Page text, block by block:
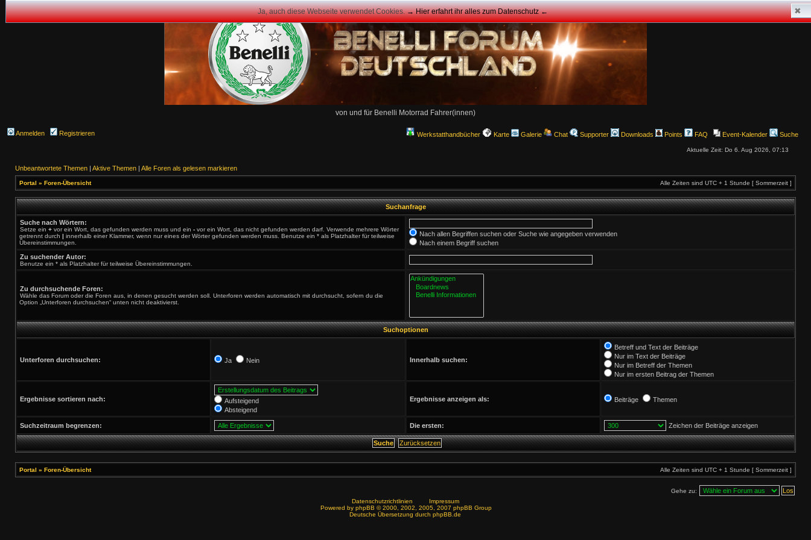
Ja, auch diese Webseite verwendet Cookies.→ Hier erfahrt ihr alles zum Datenschutz ← ✖
von und für Benelli Motorrad Fahrer(innen)
Anmelden Registrieren Werkstatthandbücher Karte Galerie Chat Supporter Downloads Points FAQ Event-Kalender Suche
Aktuelle Zeit: Do 6. Aug 2026, 07:13
Unbeantwortete Themen | Aktive Themen | Alle Foren als gelesen markieren
Portal » Foren-Übersicht Alle Zeiten sind UTC + 1 Stunde [ Sommerzeit ]
Suchanfrage
Suche nach Wörtern:
Setze ein + vor ein Wort, das gefunden werden muss und ein - vor ein Wort, das nicht gefunden werden darf. Verwende mehrere Wörter
getrennt durch | innerhalb einer Klammer, wenn nur eines der Wörter gefunden werden muss. Benutze ein * als Platzhalter für teilweise
Übereinstimmungen.
Nach allen Begriffen suchen oder Suche wie angegeben verwenden
Nach einem Begriff suchen
Zu suchender Autor:
Benutze ein * als Platzhalter für teilweise Übereinstimmungen.
Zu durchsuchende Foren:
Wähle das Forum oder die Foren aus, in denen gesucht werden soll. Unterforen werden automatisch mit durchsucht, sofern du die
Option „Unterforen durchsuchen“ unten nicht deaktivierst.
Suchoptionen
Unterforen durchsuchen: Ja Nein Innerhalb suchen:
Betreff und Text der Beiträge
Nur im Text der Beiträge
Nur im Betreff der Themen
Nur im ersten Beitrag der Themen
Ergebnisse sortieren nach:
Aufsteigend
Absteigend
Ergebnisse anzeigen als: Beiträge Themen
Suchzeitraum begrenzen: Die ersten: Zeichen der Beiträge anzeigen
Portal » Foren-Übersicht Alle Zeiten sind UTC + 1 Stunde [ Sommerzeit ]
Gehe zu:
Datenschutzrichtlinien
Impressum
Powered by phpBB © 2000, 2002, 2005, 2007 phpBB Group
Deutsche Übersetzung durch phpBB.de